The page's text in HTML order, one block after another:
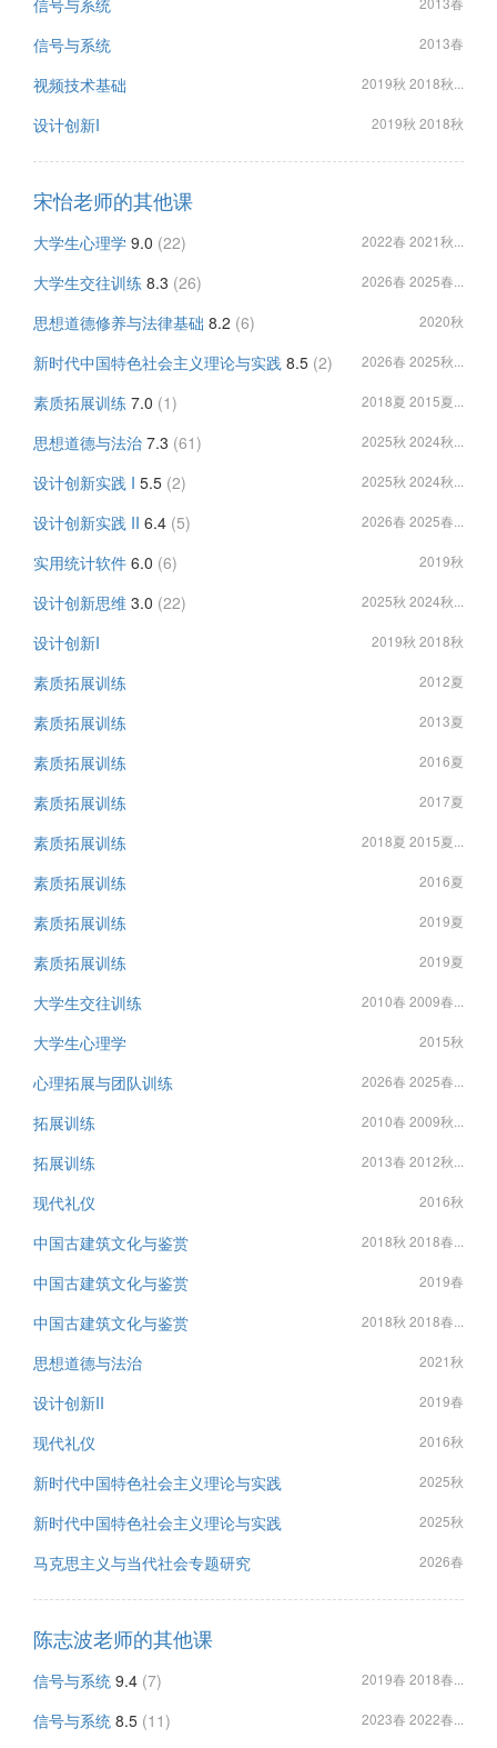
信号与系统
信号与系统 2013春
视频技术基础 2019秋 2018秋...
设计创新I 2019秋 2018秋
宋怡老师的其他课
大学生心理学 9.0 (22) 2022春 2021秋...
大学生交往训练 8.3 (26) 2026春 2025春...
思想道德修养与法律基础 8.2 (6) 2020秋
新时代中国特色社会主义理论与实践 8.5 (2) 2026春 2025秋...
素质拓展训练 7.0 (1) 2018夏 2015夏...
思想道德与法治 7.3 (61) 2025秋 2024秋...
设计创新实践 I 5.5 (2) 2025秋 2024秋...
设计创新实践 II 6.4 (5) 2026春 2025春...
实用统计软件 6.0 (6) 2019秋
设计创新思维 3.0 (22) 2025秋 2024秋...
设计创新I 2019秋 2018秋
素质拓展训练 2012夏
素质拓展训练 2013夏
素质拓展训练 2016夏
素质拓展训练 2017夏
素质拓展训练 2018夏 2015夏...
素质拓展训练 2016夏
素质拓展训练 2019夏
素质拓展训练 2019夏
大学生交往训练 2010春 2009春...
大学生心理学 2015秋
心理拓展与团队训练 2026春 2025春...
拓展训练 2010春 2009秋...
拓展训练 2013春 2012秋...
现代礼仪 2016秋
中国古建筑文化与鉴赏 2018秋 2018春...
中国古建筑文化与鉴赏 2019春
中国古建筑文化与鉴赏 2018秋 2018春...
思想道德与法治 2021秋
设计创新II 2019春
现代礼仪 2016秋
新时代中国特色社会主义理论与实践 2025秋
新时代中国特色社会主义理论与实践 2025秋
马克思主义与当代社会专题研究 2026春
陈志波老师的其他课
信号与系统 9.4 (7) 2019春 2018春...
信号与系统 8.5 (11) 2023春 2022春...